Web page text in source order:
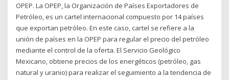
OPEP. La OPEP, la Organización de Países Exportadores de
Petróleo, es un cartel internacional compuesto por 14 países
que exportan petróleo. En este caso, cartel se refiere a la
unión de países en la OPEP para regular el precio del petróleo
mediante el control de la oferta. El Servicio Geológico
Mexicano, obtiene precios de los energéticos (petróleo, gas
natural y uranio) para realizar el seguimiento a la tendencia de